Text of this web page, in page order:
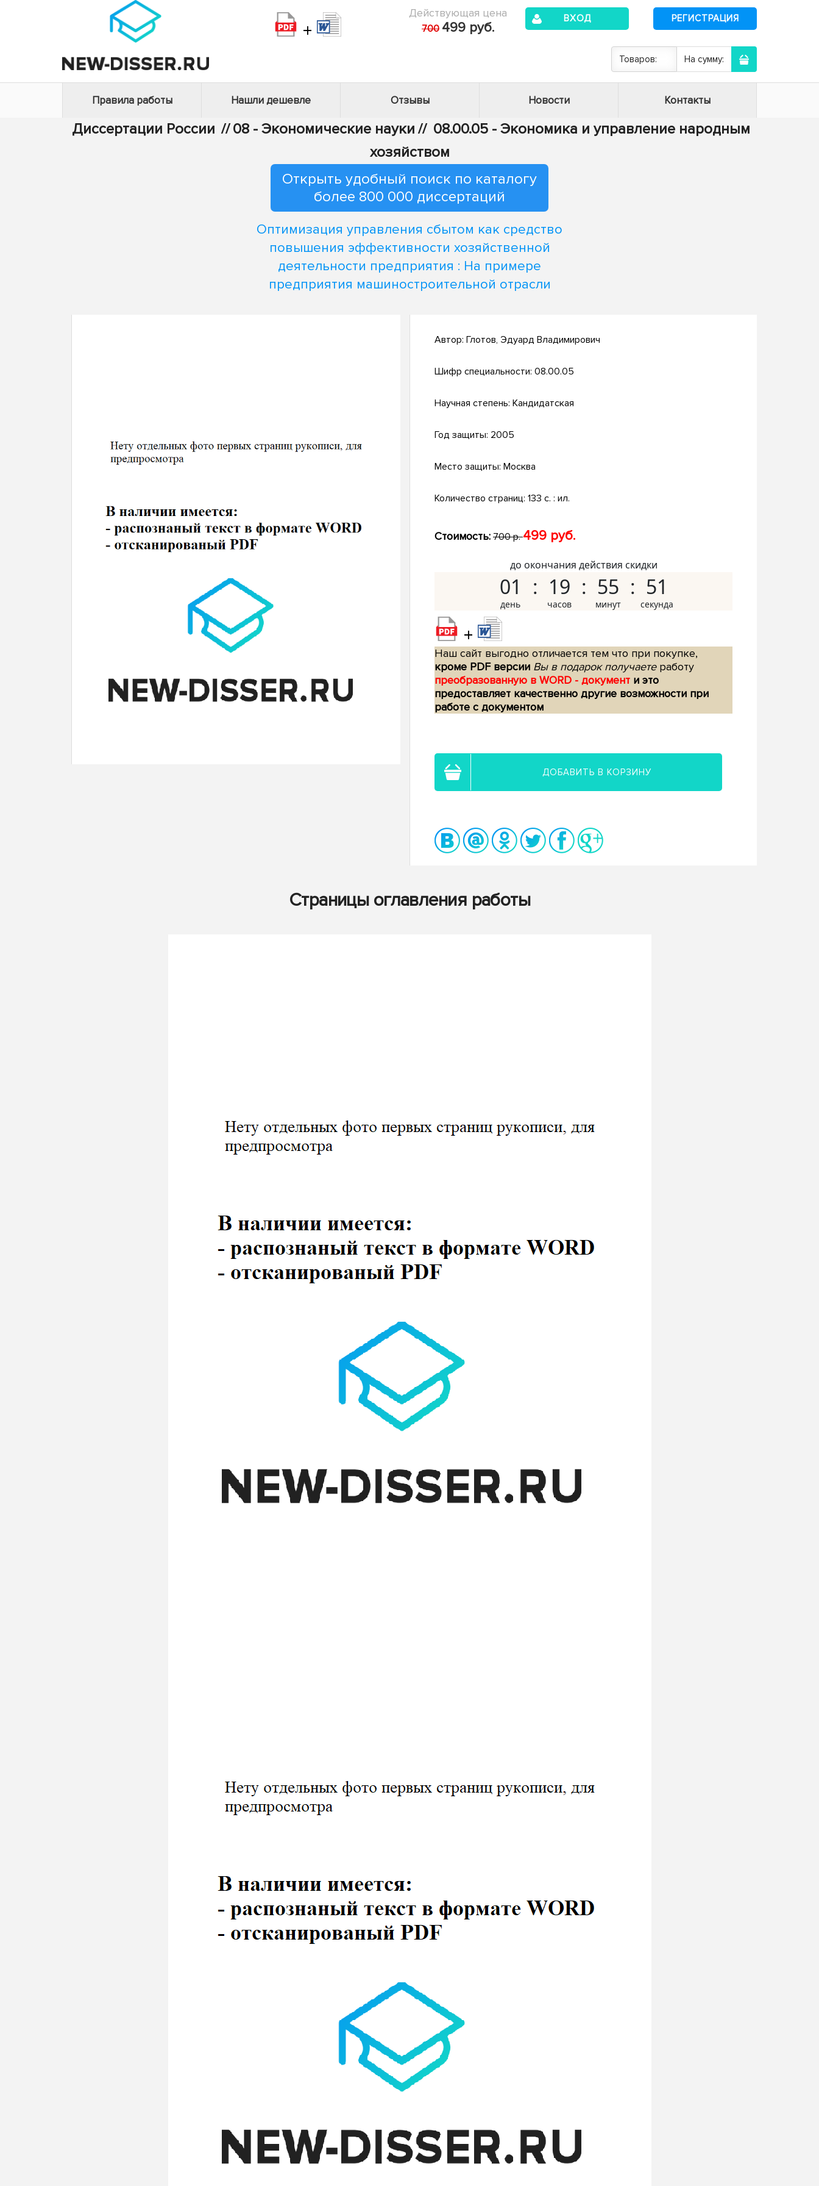
+
Действующая цена
700 499 руб.
ВХОД РЕГИСТРАЦИЯ
Товаров: На сумму:
Правила работы Нашли дешевле Отзывы Новости Контакты
Диссертации России // 08 - Экономические науки // 08.00.05 - Экономика и управление народным
хозяйством
Открыть удобный поиск по каталогу
более 800 000 диссертаций
Оптимизация управления сбытом как средство
повышения эффективности хозяйственной
деятельности предприятия : На примере
предприятия машиностроительной отрасли
Автор: Глотов, Эдуард Владимирович
Шифр специальности: 08.00.05
Научная степень: Кандидатская
Год защиты: 2005
Место защиты: Москва
Количество страниц: 133 с. : ил.
Стоимость: 700 р.499 руб.
до окончания действия скидки
01 19 55 50
+
Наш сайт выгодно отличается тем что при покупке,
кроме PDF версии Вы в подарок получаетеработу
преобразованную в WORD - документ и это
предоставляет качественно другие возможности при
работе с документом
ДОБАВИТЬ В КОРЗИНУ
Страницы оглавления работы